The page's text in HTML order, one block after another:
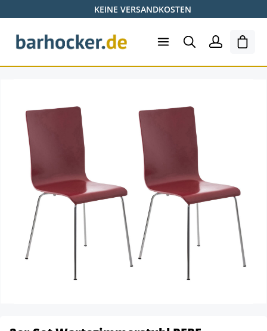
Zum Hauptinhalt springenKEINE VERSANDKOSTEN